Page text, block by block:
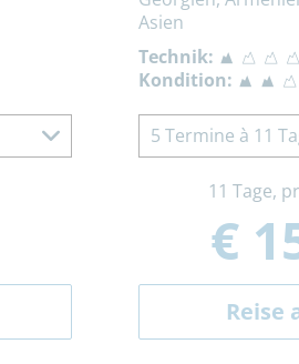
Asien
Technik:
Kondition:
5 Termine à 11
11 Tage,
€
Reise